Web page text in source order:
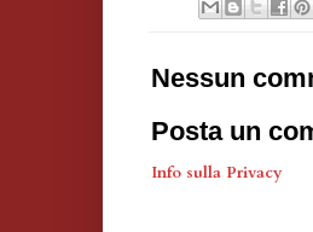
Nessun
Posta un
Info sulla Privacy